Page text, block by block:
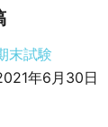
末試験
年6月30日